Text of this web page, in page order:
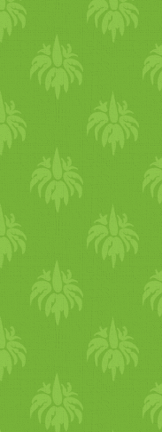
fokra
sütjük.
múlva.
rácson
kihűlni. A